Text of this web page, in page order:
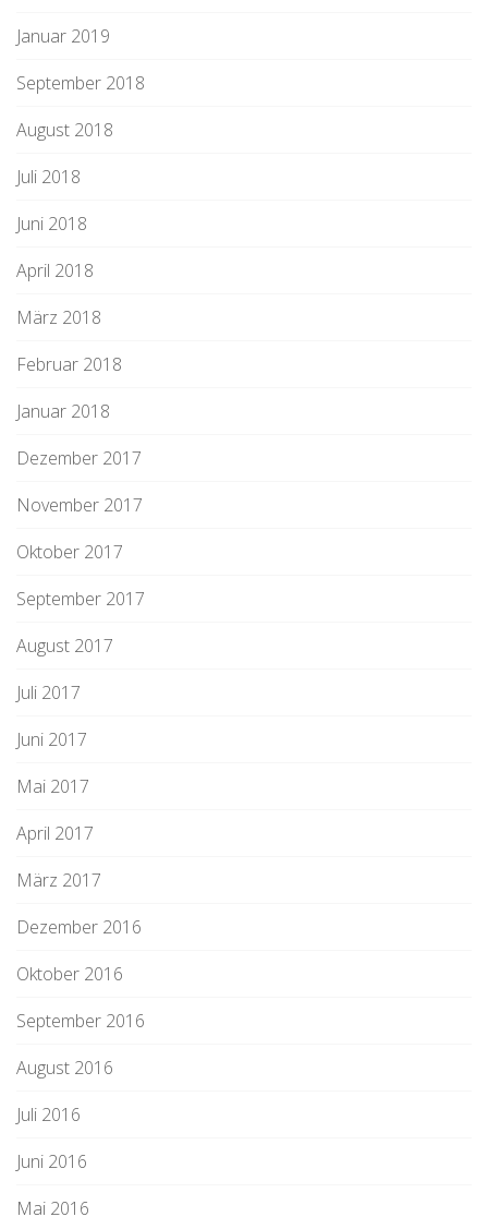
Januar 2019
September 2018
August 2018
Juli 2018
Juni 2018
April 2018
März 2018
Februar 2018
Januar 2018
Dezember 2017
November 2017
Oktober 2017
September 2017
August 2017
Juli 2017
Juni 2017
Mai 2017
April 2017
März 2017
Dezember 2016
Oktober 2016
September 2016
August 2016
Juli 2016
Juni 2016
Mai 2016